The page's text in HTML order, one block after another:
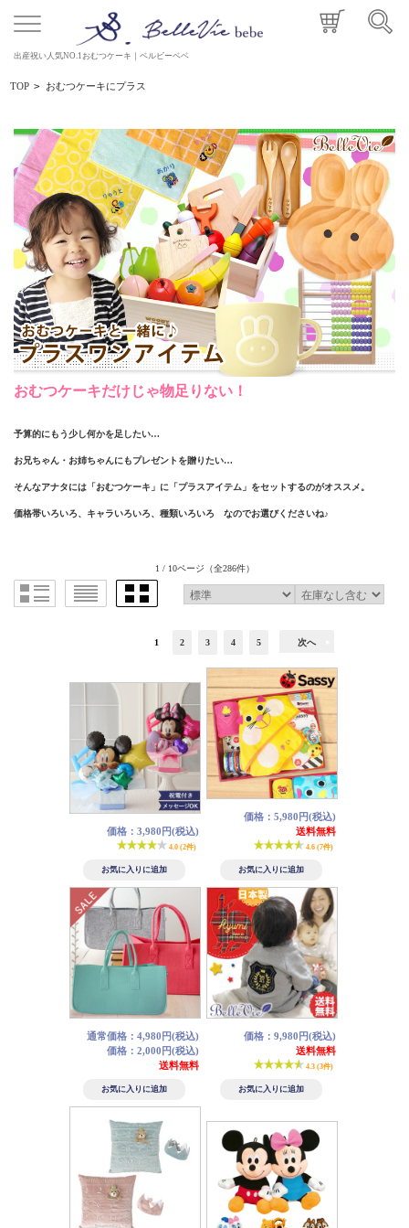
出産祝い人気NO.1おむつケーキ｜ベルビーベベ
TOP > おむつケーキにプラス
おむつケーキだけじゃ物足りない！
予算的にもう少し何かを足したい…
お兄ちゃん・お姉ちゃんにもプレゼントを贈りたい…
そんなアナタには「おむつケーキ」に「プラスアイテム」をセットするのがオススメ。
価格帯いろいろ、キャラいろいろ、種類いろいろ なのでお選びくださいね♪
1 / 10ページ （全286件）
1 2 3 4 5 次へ
価格：3,980円(税込)
4.0 (2件)
価格：5,980円(税込)
送料無料
4.6 (7件)
通常価格：4,980円(税込)
価格：2,000円(税込)
送料無料
価格：9,980円(税込)
送料無料
4.3 (3件)